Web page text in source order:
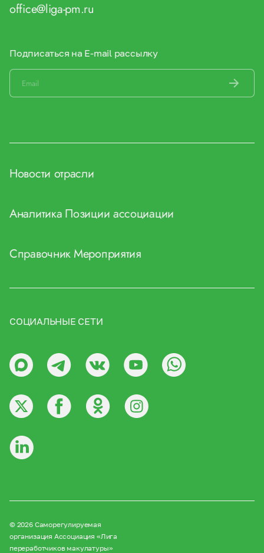
office@liga-pm.ru
Подписаться на E-mail рассылку
Новости отрасли
Аналитика Позиции ассоциации
СправочникМероприятия
СОЦИАЛЬНЫЕ СЕТИ
© 2026 Саморегулируемая
организация Ассоциация «Лига
переработчиков макулатуры»